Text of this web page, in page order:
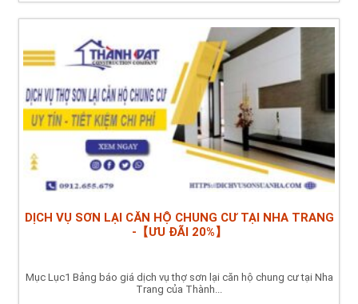
DỊCH VỤ SƠN LẠI CĂN HỘ CHUNG CƯ TẠI NHA TRANG
-【ƯU ĐÃI 20%】
Mục Lục1 Bảng báo giá dịch vụ thợ sơn lại căn hộ chung cư tại Nha
Trang của Thành...